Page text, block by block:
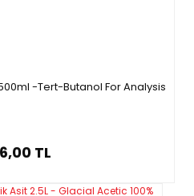
-Tert-Butanol For Analysis
TL